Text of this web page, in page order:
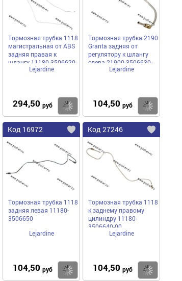
Тормозная трубка 1118
магистральная от ABS
задняя правая к
шлангу 11180-3506620-
Lejardine
294,50 руб Купить
Тормозная трубка 2190
Granta задняя от
регулятору к шлангу
слева 21900-3506630-
Lejardine
104,50 руб
Код 16972
Тормозная трубка 1118
задняя левая 11180-
3506650
Lejardine
104,50 руб Купить
Код 27246
Тормозная трубка 1118
к заднему правому
цилиндру 11180-
3506640-00
Lejardine
104,50 руб